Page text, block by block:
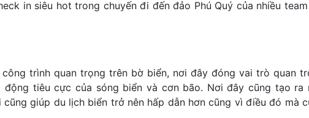
in siêu hot trong chuyến đi đến đảo Phú Quý của nhiều
trình quan trọng trên bờ biển, nơi đây đóng vai trò quan
tiêu cực của sóng biển và cơn bão. Nơi đây cũng tạo ra
giúp du lịch biển trở nên hấp dẫn hơn cũng vì điều đó mà